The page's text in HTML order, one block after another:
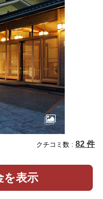
クチコミ数 : 82 件
を表示